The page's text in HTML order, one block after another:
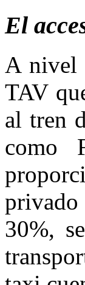
El
A nivel
TAV
al tren
como
privado
30%,